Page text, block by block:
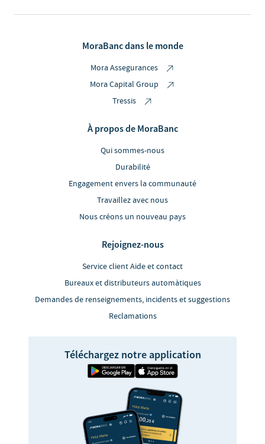
MoraBanc dans le monde
Mora Assegurances
Mora Capital Group
Tressis
À propos de MoraBanc
Qui sommes-nous
Durabilité
Engagement envers la communauté
Travaillez avec nous
Nous créons un nouveau pays
Rejoignez-nous
Service client Aide et contact
Bureaux et distributeurs automàtiques
Demandes de renseignements, incidents et suggestions
Reclamations
Téléchargez notre application